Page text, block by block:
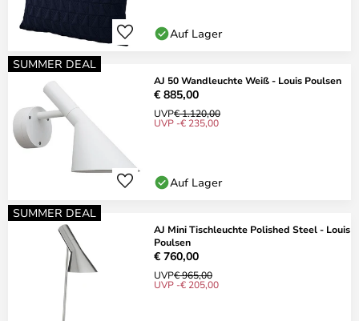
Auf Lager
SUMMER DEAL
AJ 50 Wandleuchte Weiß - Louis Poulsen
€ 885,00
UVP€ 1.120,00
UVP -€ 235,00
Auf Lager
SUMMER DEAL
AJ Mini Tischleuchte Polished Steel - Louis
Poulsen
€ 760,00
UVP€ 965,00
UVP -€ 205,00